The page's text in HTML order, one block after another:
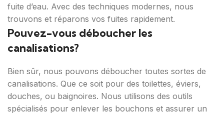
fuite d’eau. Avec des techniques modernes, nous
trouvons et réparons vos fuites rapidement.
Pouvez-vous déboucher les
canalisations?
Bien sûr, nous pouvons déboucher toutes sortes de
canalisations. Que ce soit pour des toilettes, éviers,
douches, ou baignoires. Nous utilisons des outils
spécialisés pour enlever les bouchons et assurer un